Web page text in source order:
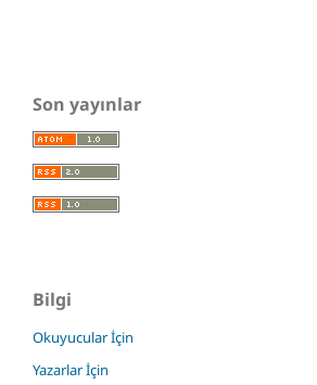
Son yayınlar
Bilgi
Okuyucular İçin
Yazarlar İçin